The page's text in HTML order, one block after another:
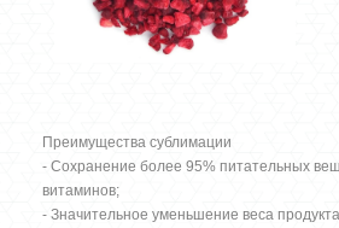
Преимущества сублимации
- Сохранение более 95% питательных
витаминов;
- Значительное уменьшение веса